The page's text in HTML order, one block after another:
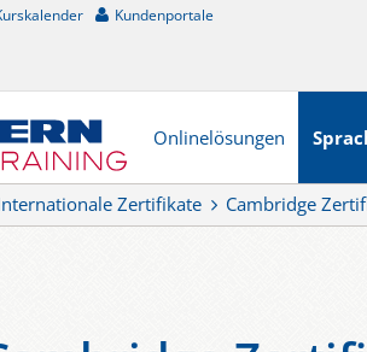
Kundenportale
Onlinelösungen
Zertifikate Cambridge